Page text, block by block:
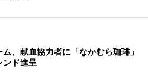
、献血協力者に「なかむら珈琲」
ンド進呈